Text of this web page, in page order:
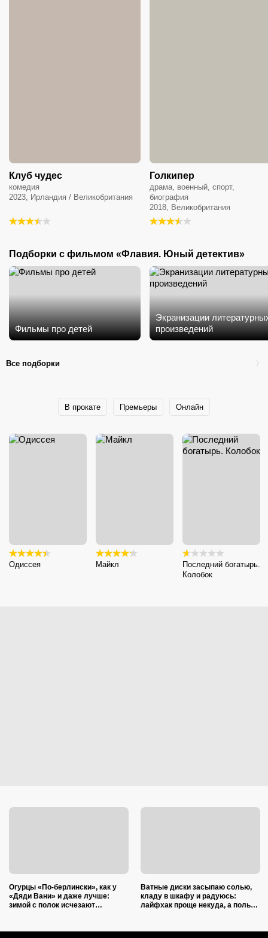
Клуб чудес
комедия
2023, Ирландия / Великобритания
Голкипер
драма, военный, спорт,
биография
2018, Великобритания
Подборки с фильмом «Флавия. Юный детектив»
Фильмы про детей
Экранизации
произведений
Все подборки
В прокате Премьеры Онлайн
Одиссея Майкл
Последний богатырь.
Колобок
Огурцы «По-берлински», как у
«Дяди Вани» и даже лучше:
зимой с полок исчезают
Ватные диски засыпаю солью,
кладу в шкафу и радуюсь:
лайфхак проще некуда, а пользы